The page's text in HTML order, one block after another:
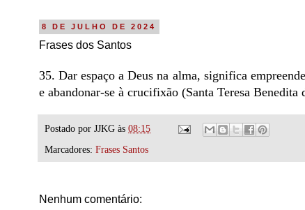
8 DE JULHO DE 2024
Frases dos Santos
35. Dar espaço a Deus na alma, significa
e abandonar-se à crucifixão (Santa Teresa Benedita
Postado por JJKG às 08:15
Marcadores: Frases Santos
Nenhum comentário: